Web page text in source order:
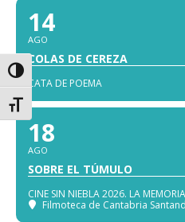
Alternar alto contraste
Alternar tamaño de letra
14
AGO
COLAS DE CEREZA
CATA DE POEMA
18
AGO
SOBRE EL TÚMULO
CINE SIN NIEBLA 2026. LA
Filmoteca de Cantabria